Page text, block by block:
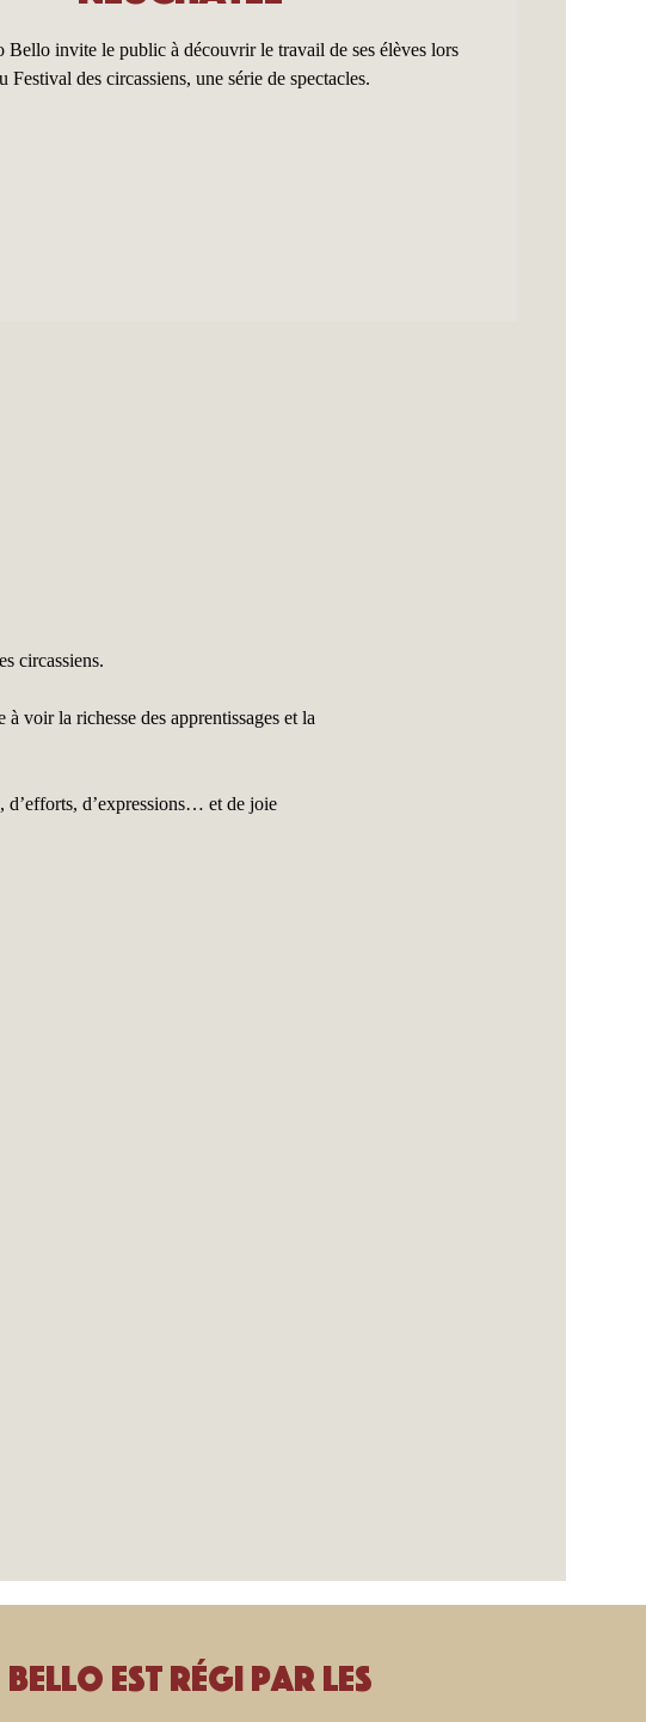
Bello invite le public à découvrir le travail de ses élèves lors
Festival des circassiens, une série de spectacles.
circassiens.
voir la richesse des apprentissages et la
d’efforts, d’expressions… et de joie
est régi par les